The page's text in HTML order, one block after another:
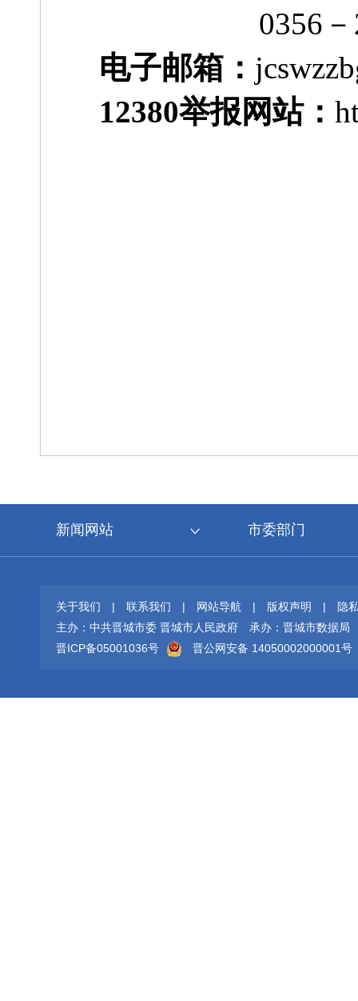
0356－
电子邮箱：
12380举报网站：
新闻网站 市委部门
关于我们 | 联系我们 | 网站导航 | 版权声明 |
隐
主办：中共晋城市委 晋城市人民政府
承办：晋城市数据局
晋ICP备05001036号
晋公网安备 14050002000001号